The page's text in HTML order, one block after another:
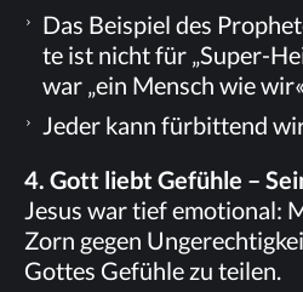
Das Bei­spiel des
te ist nicht für „Su­per-
war „ein Mensch wie
Je­der kann für­bit­tend
4. Gott liebt Ge­füh­le –
Je­sus war tief emo­tio­nal:
Zorn ge­gen
Got­tes Ge­füh­le zu teilen.